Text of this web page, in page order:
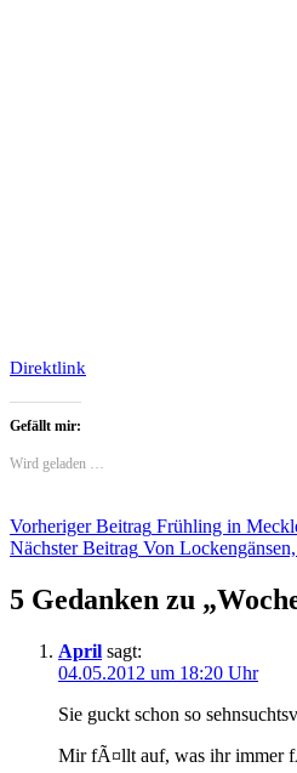
Direktlink
Gefällt mir:
Wird geladen …
Beitragsnavigation
Vorheriger Beitrag Frühling in
Nächster Beitrag Von
5 Gedanken zu „
April sagt:
04.05.2012 um 18:20 Uhr
Sie guckt schon so
Mir fÃ¤llt auf, was ihr immer